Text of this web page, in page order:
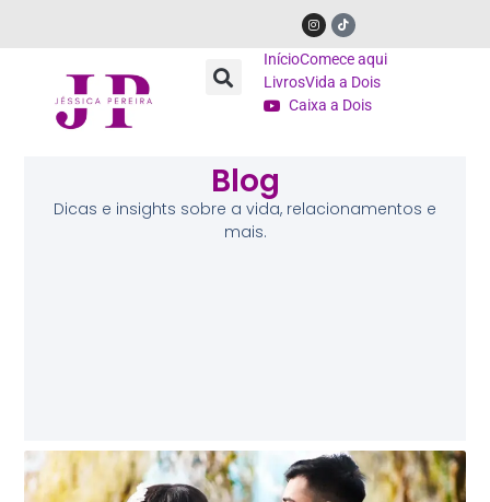
InícioComece aqui
LivrosVida a Dois
Caixa a Dois
Blog
Dicas e insights sobre a vida, relacionamentos e
mais.